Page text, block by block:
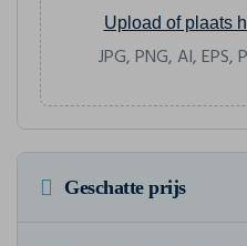
Upload of plaats
JPG, PNG, AI,
Geschatte prijs